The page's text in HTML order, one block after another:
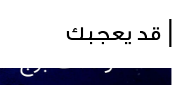
قد يعجبك